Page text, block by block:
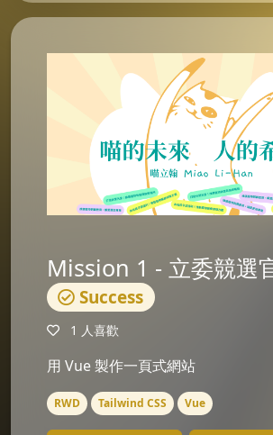
Mission 1 - 立委競選
Success
1 人喜歡
用 Vue 製作一頁式網站
RWD Tailwind CSS Vue